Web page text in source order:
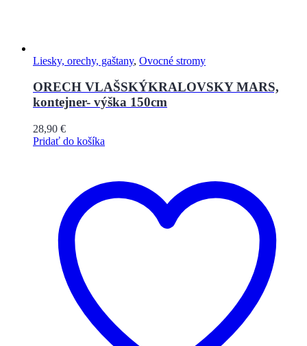
Liesky, orechy, gaštany, Ovocné stromy
ORECH VLAŠSKÝKRALOVSKY MARS,
kontejner- výška 150cm
28,90 €
Pridať do košíka